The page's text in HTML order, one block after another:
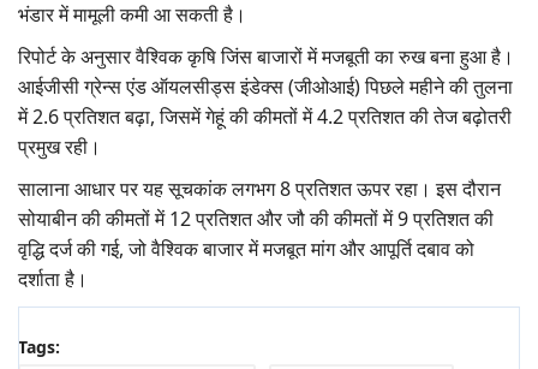
भंडार में मामूली कमी आ सकती है।
रिपोर्ट के अनुसार वैश्विक कृषि जिंस बाजारों में मजबूती का रुख बना हुआ है।
आईजीसी ग्रेन्स एंड ऑयलसीड्स इंडेक्स (जीओआई) पिछले महीने की तुलना
में 2.6 प्रतिशत बढ़ा, जिसमें गेहूं की कीमतों में 4.2 प्रतिशत की तेज बढ़ोतरी
प्रमुख रही।
सालाना आधार पर यह सूचकांक लगभग 8 प्रतिशत ऊपर रहा। इस दौरान
सोयाबीन की कीमतों में 12 प्रतिशत और जौ की कीमतों में 9 प्रतिशत की
वृद्धि दर्ज की गई, जो वैश्विक बाजार में मजबूत मांग और आपूर्ति दबाव को
दर्शाता है।
Tags: